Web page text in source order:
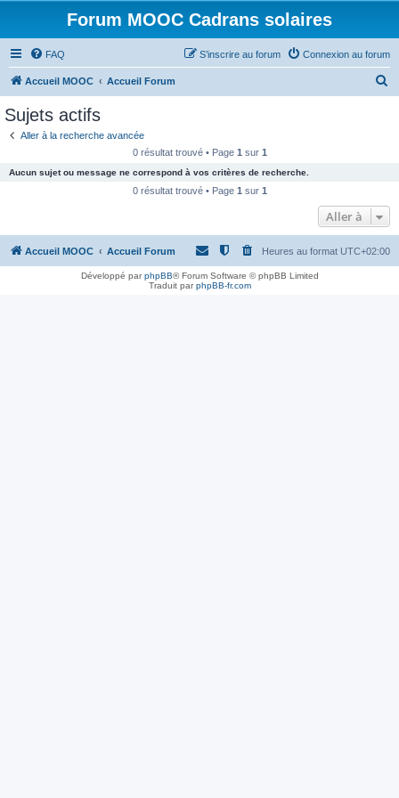
Forum MOOC Cadrans solaires
FAQ Connexion au forum
S’inscrire au forum
Accueil MOOC Accueil Forum
c
e
Sujets actifs
Aller à la recherche avancée
0 résultat trouvé • Page 1 sur 1
Aucun sujet ou message ne correspond à vos critères de recherche.
0 résultat trouvé • Page 1 sur 1
Aller à
Accueil MOOC Accueil Forum Heures au format UTC+02:00
Développé parphpBB® Forum Software © phpBB Limited
Traduit parphpBB-fr.com